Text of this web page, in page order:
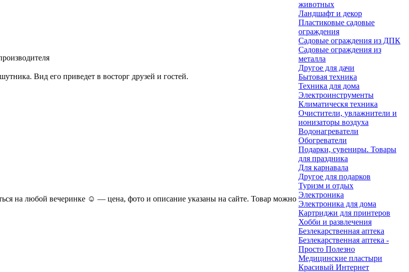
Вид его приведет в восторг друзей и гостей.
на любой вечеринке ☺ — цена, фото и описание указаны на сайте. Товар можно
животных
Ландшафт и декор
Пластиковые садовые
ограждения
Садовые ограждения из ДПК
Садовые ограждения из
металла
Другое для дачи
Бытовая техника
Техника для дома
Электроинструменты
Климатическя техника
Очистители, увлажнители и
ионизаторы воздуха
Водонагреватели
Обогреватели
Подарки, сувениры. Товары
для праздника
Для карнавала
Другое для подарков
Туризм и отдых
Электроника
Электроника для дома
Картриджи для принтеров
Хобби и развлечения
Безлекарственная аптека
Безлекарственная аптека -
Просто Полезно
Медицинские пластыри
Красивый Интернет